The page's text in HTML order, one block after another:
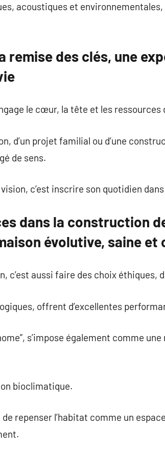
acoustiques et
remise des clés, une
le cœur, la tête et les ressources
d’un projet familial ou d’une
de sens.
c’est inscrire son quotidien
dans la construction
évolutive, saine et
c’est aussi faire des choix éthiques,
offrent d’excellentes
s’impose également comme
bioclimatique.
repenser l’habitat comme un